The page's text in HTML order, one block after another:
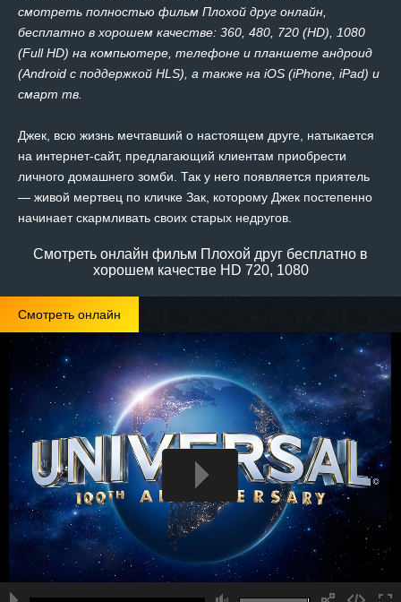
смотреть полностью фильм Плохой друг онлайн,
бесплатно в хорошем качестве: 360, 480, 720 (HD), 1080
(Full HD) на компьютере, телефоне и планшете андроид
(Android с поддержкой HLS), а также на iOS (iPhone, iPad) и
смарт тв.
Джек, всю жизнь мечтавший о настоящем друге, натыкается
на интернет-сайт, предлагающий клиентам приобрести
личного домашнего зомби. Так у него появляется приятель
— живой мертвец по кличке Зак, которому Джек постепенно
начинает скармливать своих старых недругов.
Смотреть онлайн фильм Плохой друг бесплатно в
хорошем качестве HD 720, 1080
Смотреть онлайн